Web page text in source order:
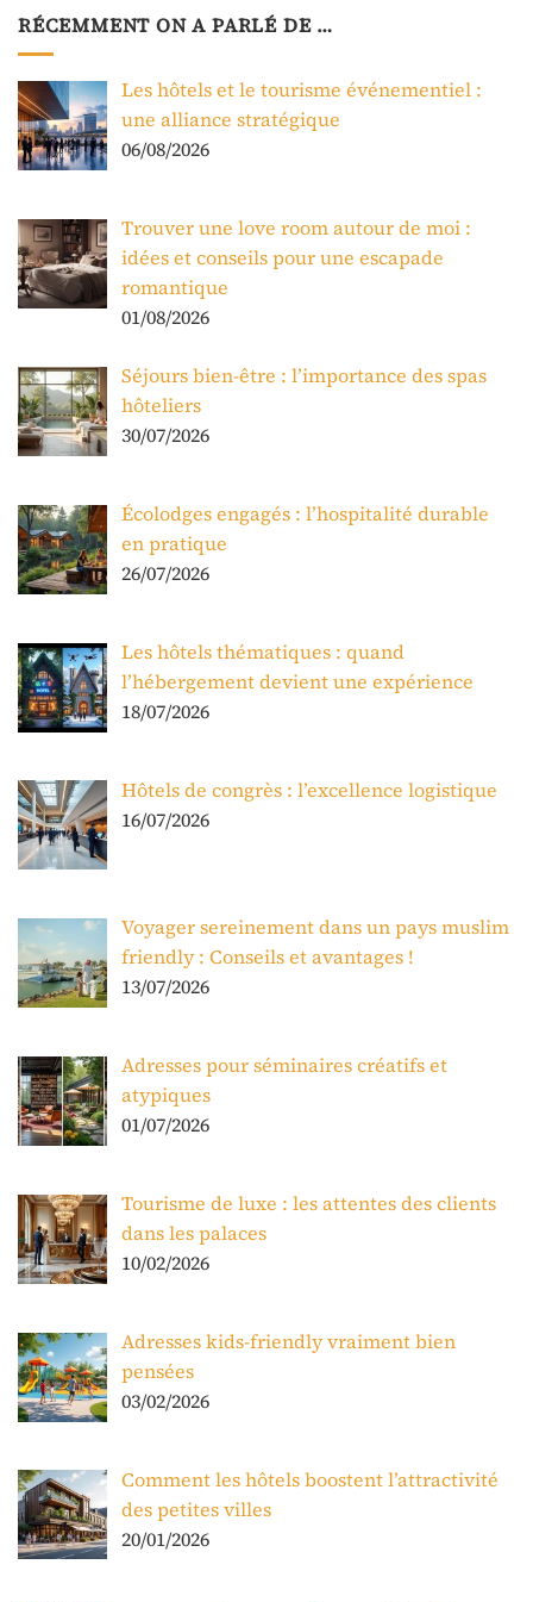
RÉCEMMENT ON A PARLÉ DE …
Les hôtels et le tourisme événementiel :
une alliance stratégique
06/08/2026
Trouver une love room autour de moi :
idées et conseils pour une escapade
romantique
01/08/2026
Séjours bien-être : l’importance des spas
hôteliers
30/07/2026
Écolodges engagés : l’hospitalité durable
en pratique
26/07/2026
Les hôtels thématiques : quand
l’hébergement devient une expérience
18/07/2026
Hôtels de congrès : l’excellence logistique
16/07/2026
Voyager sereinement dans un pays muslim
friendly : Conseils et avantages !
13/07/2026
Adresses pour séminaires créatifs et
atypiques
01/07/2026
Tourisme de luxe : les attentes des clients
dans les palaces
10/02/2026
Adresses kids-friendly vraiment bien
pensées
03/02/2026
Comment les hôtels boostent l’attractivité
des petites villes
20/01/2026